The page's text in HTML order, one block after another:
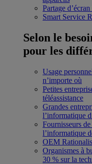
Partage d’écran
Smart Service
Selon le
pour les
Usage
n’importe où
Petites
téléassistance
Grandes
l’informatique
Fournisseurs
l’informatique
OEM
Organismes à
30 % sur la